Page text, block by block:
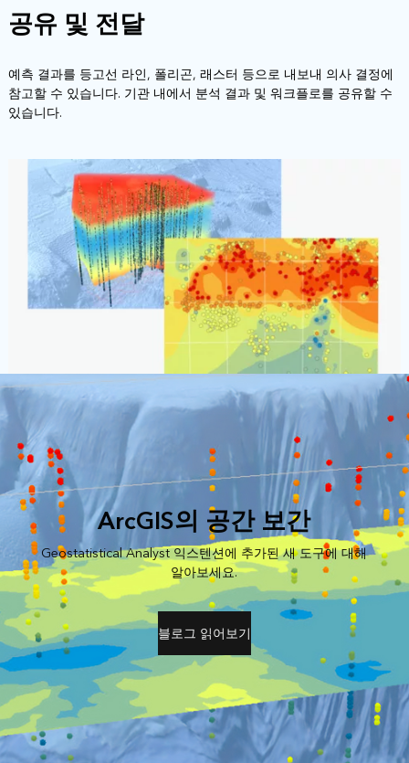
공유 및 전달
예측 결과를 등고선 라인, 폴리곤, 래스터 등으로 내보내 의사 결정에
참고할 수 있습니다. 기관 내에서 분석 결과 및 워크플로를 공유할 수
있습니다.
ArcGIS의 공간 보간
Geostatistical Analyst 익스텐션에 추가된 새 도구에 대해
알아보세요.
블로그 읽어보기